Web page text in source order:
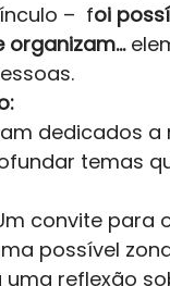
–  foi
organizam…
dedicados
temas
convite para
possível
reflexão